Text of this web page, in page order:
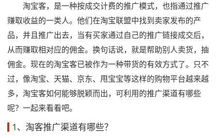
淘宝客，是一种按成交计费的推广模式，也指通过推广
赚取收益的一类人。他们在淘宝联盟中找到卖家发布的产
品，并且推广出去，当有买家通过自己的推广链接成交后，
从而赚取相对应的佣金。换句话说，就是帮助别人卖货，抽
佣金。现在的淘宝客已被作为一种带货的有效方式了。只不
过，像淘宝、天猫、京东、甩宝宝等这样的购物平台越来越
多，淘宝客如何能够脱颖而出，可利用的推广渠道有哪些
呢？一起来看看吧。
1、淘客推广渠道有哪些？